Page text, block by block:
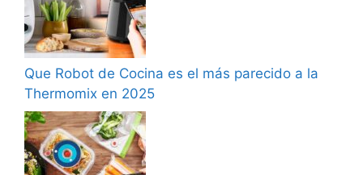
Que Robot de Cocina es el más parecido a la
Thermomix en 2025